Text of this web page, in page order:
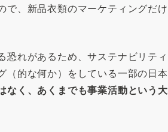
、新品衣類のマーケティングだ
れがあるため、サステナビリテ
的な何か）をしている一部の日
く、あくまでも事業活動という